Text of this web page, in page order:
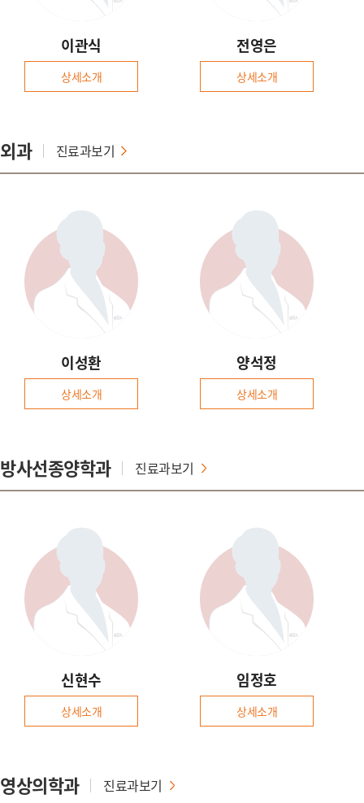
이관식
상세소개
전영은
상세소개
외과 진료과보기
이성환
상세소개
양석정
상세소개
방사선종양학과 진료과보기
신현수
상세소개
임정호
상세소개
영상의학과 진료과보기